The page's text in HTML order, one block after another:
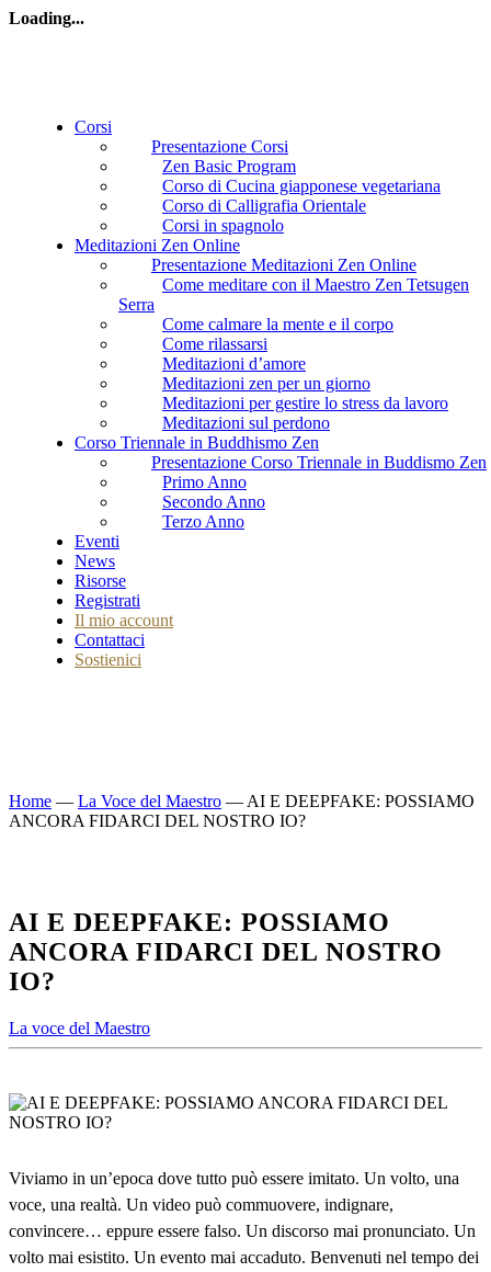
Loading...
Corsi
Presentazione Corsi
Zen Basic Program
Corso di Cucina giapponese vegetariana
Corso di Calligrafia Orientale
Corsi in spagnolo
Meditazioni Zen Online
Presentazione Meditazioni Zen Online
Come meditare con il Maestro Zen Tetsugen
Serra
Come calmare la mente e il corpo
Come rilassarsi
Meditazioni d’amore
Meditazioni zen per un giorno
Meditazioni per gestire lo stress da lavoro
Meditazioni sul perdono
Corso Triennale in Buddhismo Zen
Presentazione Corso Triennale in Buddismo Zen
Primo Anno
Secondo Anno
Terzo Anno
Eventi
News
Risorse
Registrati
Il mio account
Contattaci
Sostienici
Home — La Voce del Maestro — AI E DEEPFAKE: POSSIAMO
ANCORA FIDARCI DEL NOSTRO IO?
AI E DEEPFAKE: POSSIAMO
ANCORA FIDARCI DEL NOSTRO
IO?
La voce del Maestro
Viviamo in un’epoca dove tutto può essere imitato. Un volto, una
voce, una realtà. Un video può commuovere, indignare,
convincere… eppure essere falso. Un discorso mai pronunciato. Un
volto mai esistito. Un evento mai accaduto. Benvenuti nel tempo dei